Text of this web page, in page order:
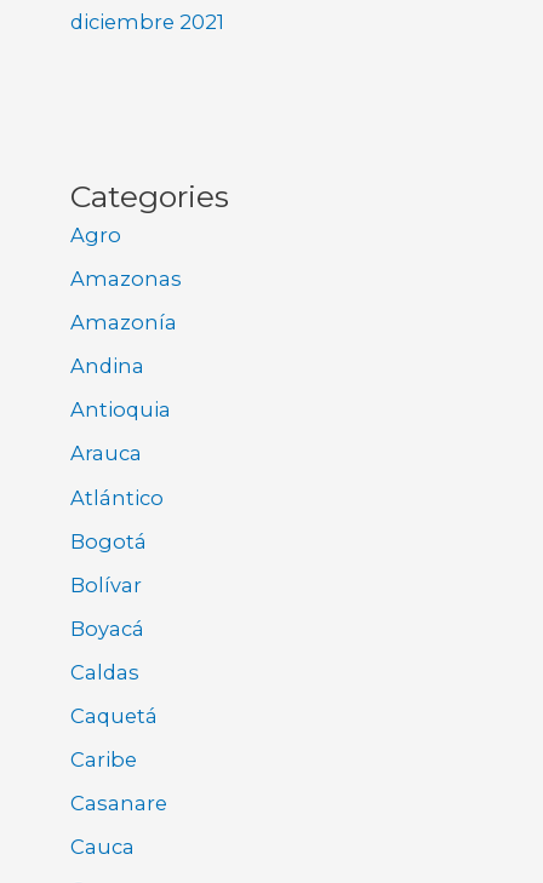
diciembre 2021
Categories
Agro
Amazonas
Amazonía
Andina
Antioquia
Arauca
Atlántico
Bogotá
Bolívar
Boyacá
Caldas
Caquetá
Caribe
Casanare
Cauca